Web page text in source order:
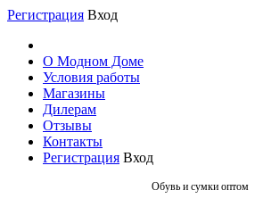
Регистрация Вход
О Модном Доме
Условия работы
Магазины
Дилерам
Отзывы
Контакты
Регистрация Вход
Обувь и сумки оптом